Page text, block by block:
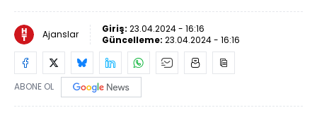
Ajanslar Giriş: 23.04.2024 - 16:16
Güncelleme: 23.04.2024 - 16:16
ABONE OL